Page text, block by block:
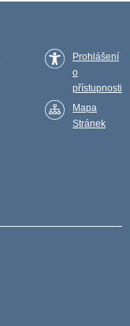
Prohlášení
o
přístupnosti
Mapa
Stránek